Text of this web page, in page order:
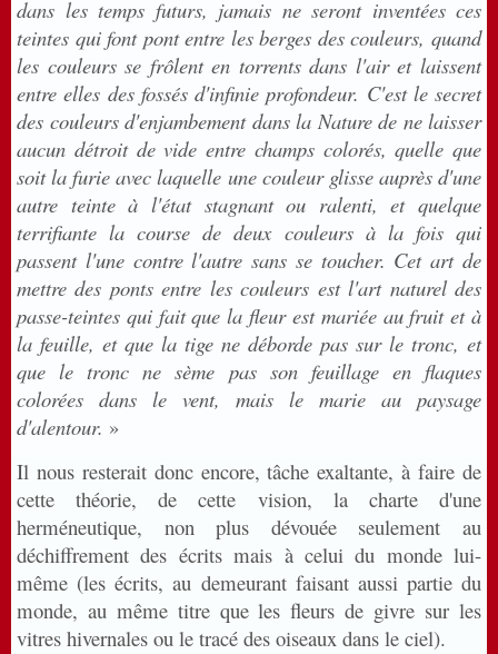
dans les temps futurs, jamais ne seront inventées ces
teintes qui font pont entre les berges des couleurs, quand
les couleurs se frôlent en torrents dans l'air et laissent
entre elles des fossés d'infinie profondeur. C'est le secret
des couleurs d'enjambement dans la Nature de ne laisser
aucun détroit de vide entre champs colorés, quelle que
soit la furie avec laquelle une couleur glisse auprès d'une
autre teinte à l'état stagnant ou ralenti, et quelque
terrifiante la course de deux couleurs à la fois qui
passent l'une contre l'autre sans se toucher. Cet art de
mettre des ponts entre les couleurs est l'art naturel des
passe-teintes qui fait que la fleur est mariée au fruit et à
la feuille, et que la tige ne déborde pas sur le tronc, et
que le tronc ne sème pas son feuillage en flaques
colorées dans le vent, mais le marie au paysage
d'alentour. »
Il nous resterait donc encore, tâche exaltante, à faire de
cette théorie, de cette vision, la charte d'une
herméneutique, non plus dévouée seulement au
déchiffrement des écrits mais à celui du monde lui-
même (les écrits, au demeurant faisant aussi partie du
monde, au même titre que les fleurs de givre sur les
vitres hivernales ou le tracé des oiseaux dans le ciel).